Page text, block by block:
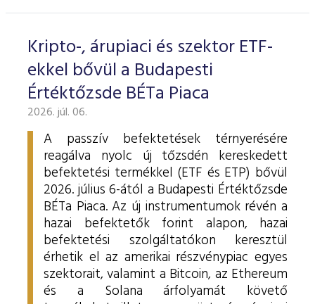
Kripto-, árupiaci és szektor ETF-
ekkel bővül a Budapesti
Értéktőzsde BÉTa Piaca
2026. júl. 06.
A passzív befektetések térnyerésére
reagálva nyolc új tőzsdén kereskedett
befektetési termékkel (ETF és ETP) bővül
2026. július 6-ától a Budapesti Értéktőzsde
BÉTa Piaca. Az új instrumentumok révén a
hazai befektetők forint alapon, hazai
befektetési szolgáltatókon keresztül
érhetik el az amerikai részvénypiac egyes
szektorait, valamint a Bitcoin, az Ethereum
és a Solana árfolyamát követő